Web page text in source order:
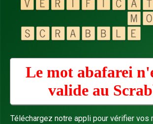
Le mot abafarei
valide au
Téléchargez notre appli pour vérifier vos